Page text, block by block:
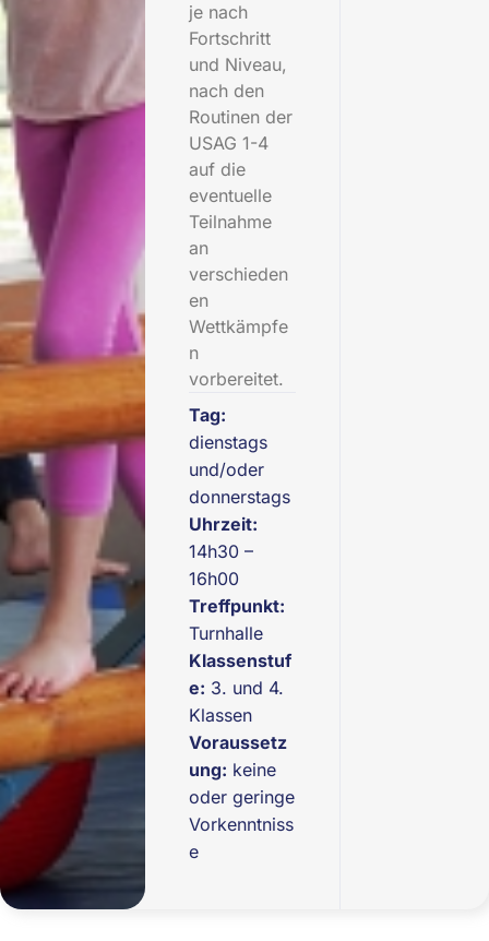
je nach
Fortschritt
und Niveau,
nach den
Routinen der
USAG 1-4
auf die
eventuelle
Teilnahme
an
verschieden
en
Wettkämpfe
n
vorbereitet.
Tag:
dienstags
und/oder
donnerstags
Uhrzeit:
14h30 –
16h00
Treffpunkt:
Turnhalle
Klassenstuf
e: 3. und 4.
Klassen
Voraussetz
ung: keine
oder geringe
Vorkenntniss
e